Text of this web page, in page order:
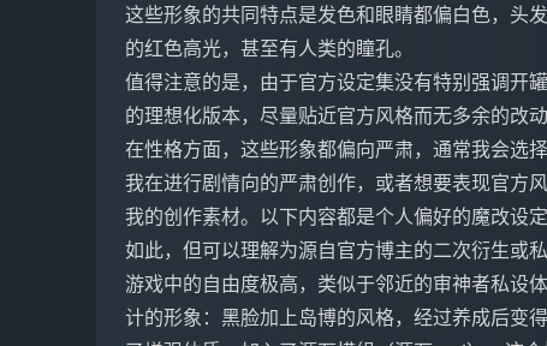
这些形象的共同特点是发色和眼睛都偏白色，头
的红色高光，甚至有人类的瞳孔。
值得注意的是，由于官方设定集没有特别强调开
的理想化版本，尽量贴近官方风格而无多余的改动
在性格方面，这些形象都偏向严肃，通常我会选
我在进行剧情向的严肃创作，或者想要表现官方
我的创作素材。以下内容都是个人偏好的魔改设
如此，但可以理解为源自官方博主的二次衍生或私
游戏中的自由度极高，类似于邻近的审神者私设
计的形象：黑脸加上岛博的风格，经过养成后变